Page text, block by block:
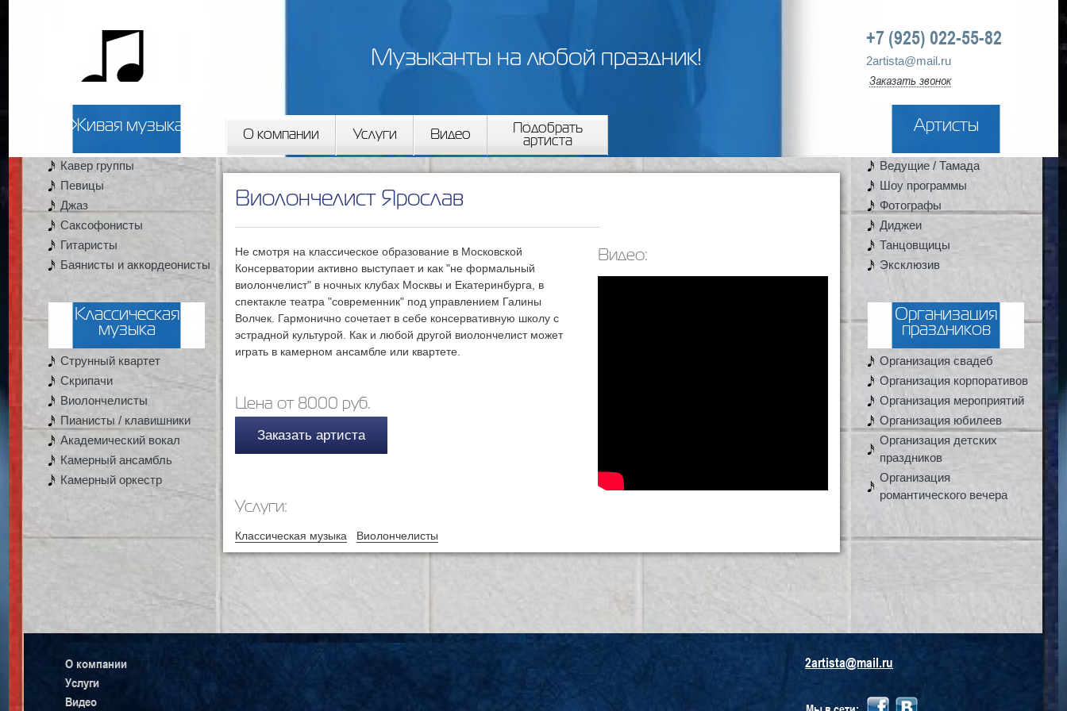
Музыканты на любой праздник!
+7 (925) 022-55-82
2artista@mail.ru
Заказать звонок
О компании Услуги Видео
Подобрать
артиста
Вы здесь
Живая музыка
Кавер группы
Певицы
Джаз
Саксофонисты
Гитаристы
Баянисты и аккордеонисты
Классическая
музыка
Струнный квартет
Скрипачи
Виолончелисты
Пианисты / клавишники
Академический вокал
Камерный ансамбль
Камерный оркестр
Виолончелист Ярослав
Не смотря на классическое образование в Московской
Консерватории активно выступает и как "не формальный
виолончелист" в ночных клубах Москвы и Екатеринбурга, в
спектакле театра "современник" под управлением Галины
Волчек. Гармонично сочетает в себе консервативную школу с
эстрадной культурой. Как и любой другой виолончелист может
играть в камерном ансамбле или квартете.
Цена от 8000 руб.
Заказать артиста
Видео:
Услуги:
Классическая музыка Виолончелисты
Артисты
Ведущие / Тамада
Шоу программы
Фотографы
Диджеи
Танцовщицы
Эксклюзив
Организация
праздников
Организация свадеб
Организация корпоративов
Организация мероприятий
Организация юбилеев
Организация детских
праздников
Организация
романтического вечера
О компании
Услуги
Видео
2artista@mail.ru